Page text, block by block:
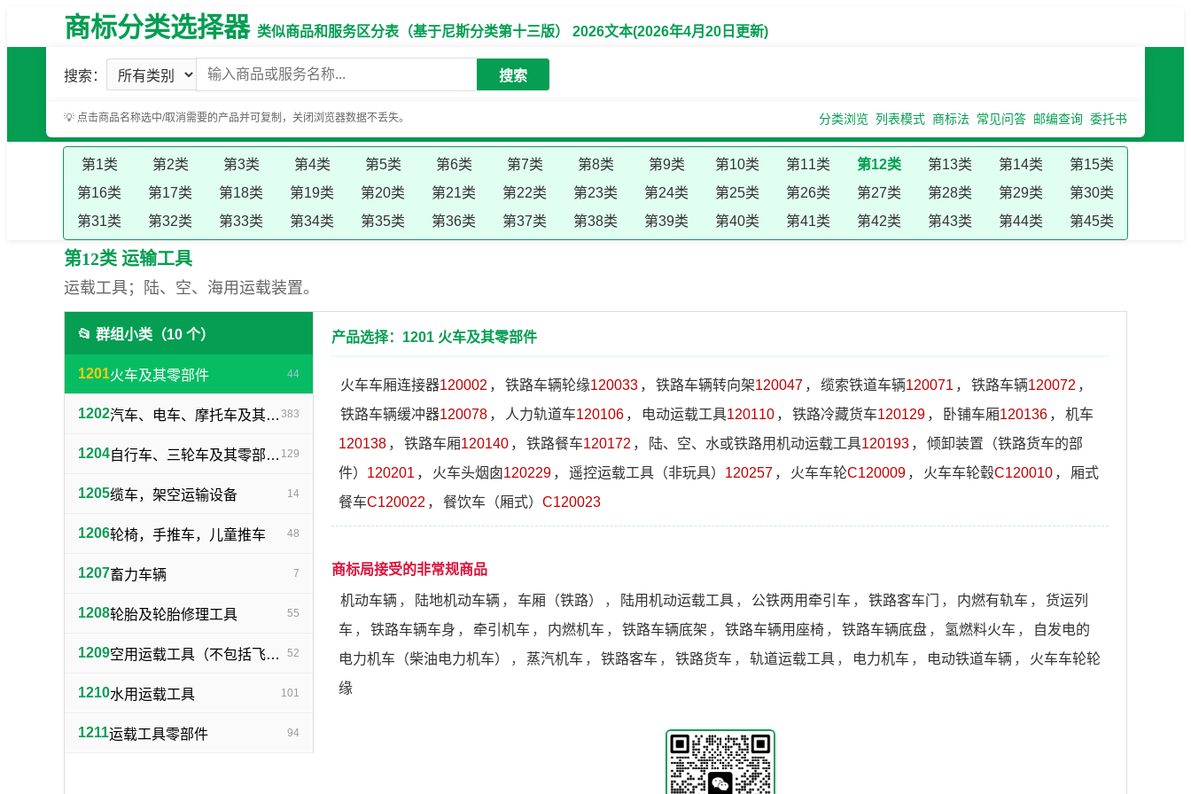
商标分类选择器类似商品和服务区分表（基于尼斯分类第十三版） 2026文本(2026年4月20日更新)
搜索： 搜索
💡 点击商品名称选中/取消需要的产品并可复制，关闭浏览器数据不丢失。 分类浏览 列表模式 商标法 常见问答 邮编查询 委托书
第1类 第2类 第3类 第4类 第5类 第6类 第7类 第8类 第9类 第10类 第11类 第12类 第13类 第14类
第15类
第16类
第17类 第18类 第19类 第20类 第21类 第22类 第23类 第24类 第25类 第26类 第27类 第28类 第29类
第30类
第31类
第32类 第33类 第34类 第35类 第36类 第37类 第38类 第39类 第40类 第41类 第42类 第43类 第44类 第45类
第12类 运输工具
运载工具；陆、空、海用运载装置。
📂 群组小类（10 个）
1201火车及其零部件 44
1202 汽车、电车、摩托车及其零部件（不包括轮胎） 383
1204 自行车、三轮车及其零部件（不包括轮胎） 129
1205缆车，架空运输设备 14
1206轮椅，手推车，儿童推车 48
1207畜力车辆 7
1208轮胎及轮胎修理工具 55
1209 空用运载工具（不包括飞机轮胎） 52
1210水用运载工具 101
1211运载工具零部件 94
产品选择：1201 火车及其零部件
火车车厢连接器120002 ， 铁路车辆轮缘120033 ， 铁路车辆转向架120047 ， 缆索铁道车辆120071 ， 铁路车辆120072 ，
铁路车辆缓冲器120078 ， 人力轨道车120106 ， 电动运载工具120110 ， 铁路冷藏货车120129 ， 卧铺车厢120136 ，
机车
120138 ， 铁路车厢120140 ， 铁路餐车120172 ， 陆、空、水或铁路用机动运载工具120193 ，
倾卸装置（铁路货车的部
件） 120201 ， 火车头烟囱120229 ， 遥控运载工具（非玩具） 120257 ， 火车车轮C120009 ， 火车车轮毂C120010 ，
厢式
餐车C120022 ， 餐饮车（厢式） C120023
商标局接受的非常规商品
机动车辆 ， 陆地机动车辆 ， 车厢（铁路） ， 陆用机动运载工具 ， 公铁两用牵引车 ， 铁路客车门 ， 内燃有轨车 ，
货运列
车 ， 铁路车辆车身 ， 牵引机车 ， 内燃机车 ， 铁路车辆底架 ， 铁路车辆用座椅 ， 铁路车辆底盘 ， 氢燃料火车 ，
自发电的
电力机车（柴油电力机车）
， 蒸汽机车 ， 铁路客车 ， 铁路货车 ， 轨道运载工具 ， 电力机车 ， 电动铁道车辆 ，
火车车轮轮
缘